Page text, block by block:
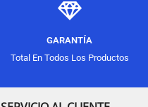
GARANTÍA
Total En Todos Los Productos